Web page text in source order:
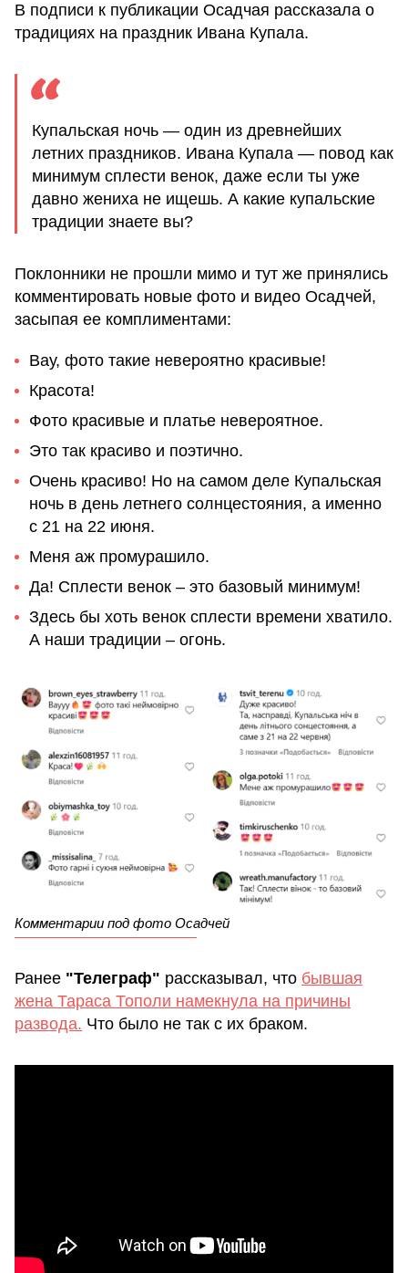
В подписи к публикации Осадчая рассказала о
традициях на праздник Ивана Купала.
Купальская ночь — один из древнейших
летних праздников. Ивана Купала — повод как
минимум сплести венок, даже если ты уже
давно жениха не ищешь. А какие купальские
традиции знаете вы?
Поклонники не прошли мимо и тут же принялись
комментировать новые фото и видео Осадчей,
засыпая ее комплиментами:
Вау, фото такие невероятно красивые!
Красота!
Фото красивые и платье невероятное.
Это так красиво и поэтично.
Очень красиво! Но на самом деле Купальская
ночь в день летнего солнцестояния, а именно
с 21 на 22 июня.
Меня аж промурашило.
Да! Сплести венок – это базовый минимум!
Здесь бы хоть венок сплести времени хватило.
А наши традиции – огонь.
Комментарии под фото Осадчей
Ранее "Телеграф" рассказывал, что бывшая
жена Тараса Тополи намекнула на причины
развода. Что было не так с их браком.